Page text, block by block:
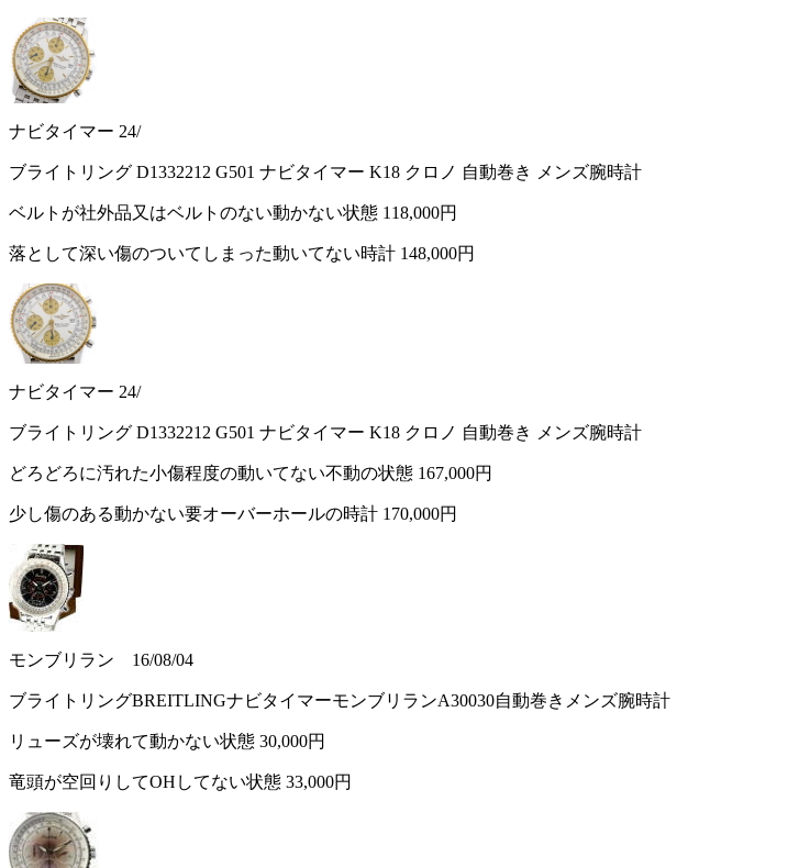
ナビタイマー 24/
ブライトリング D1332212 G501 ナビタイマー K18 クロノ 自動巻き メンズ腕時計
ベルトが社外品又はベルトのない動かない状態 118,000円
落として深い傷のついてしまった動いてない時計 148,000円
ナビタイマー 24/
ブライトリング D1332212 G501 ナビタイマー K18 クロノ 自動巻き メンズ腕時計
どろどろに汚れた小傷程度の動いてない不動の状態 167,000円
少し傷のある動かない要オーバーホールの時計 170,000円
モンブリラン 16/08/04
ブライトリングBREITLINGナビタイマーモンブリランA30030自動巻きメンズ腕時計
リューズが壊れて動かない状態 30,000円
竜頭が空回りしてOHしてない状態 33,000円